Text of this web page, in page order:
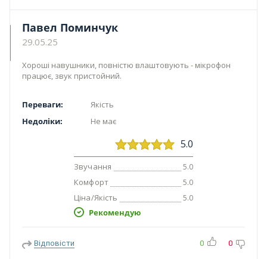
Павел Поминчук
29.05.25
Хороші навушники, повністю влаштовують - мікрофон
працює, звук пристойний.
Переваги:
Якість
Недоліки:
Не має
5.0
Звучання 5.0
Комфорт 5.0
Ціна/Якість 5.0
Рекомендую
Відповісти 0 0